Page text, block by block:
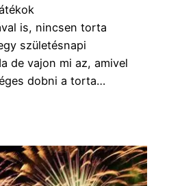
is, nincsen torta
születésnapi
de vajon mi az, amivel
dobni a torta…